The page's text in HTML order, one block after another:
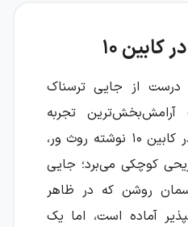
۱۰
از جایی ترسناک
تجربه
زندگی باشد. رمان زنی در کابین ۱۰ نوشته روث ور،
کوچکی می‌برد؛ جایی
روشن که در ظاهر
آماده است، اما یک